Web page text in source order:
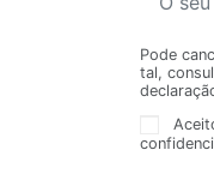
Pode
tal,